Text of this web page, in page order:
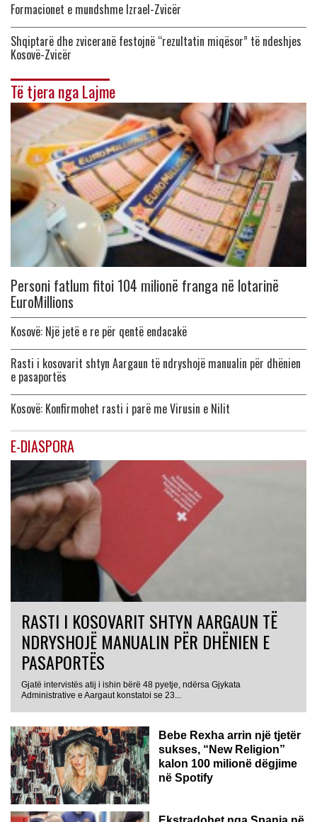
Formacionet e mundshme Izrael-Zvicër
Shqiptarë dhe zviceranë festojnë “rezultatin miqësor” të ndeshjes
Kosovë-Zvicër
Të tjera nga Lajme
Personi fatlum fitoi 104 milionë franga në lotarinë
EuroMillions
Kosovë: Një jetë e re për qentë endacakë
Rasti i kosovarit shtyn Aargaun të ndryshojë manualin për dhënien
e pasaportës
Kosovë: Konfirmohet rasti i parë me Virusin e Nilit
E-DIASPORA
RASTI I KOSOVARIT SHTYN AARGAUN TË
NDRYSHOJË MANUALIN PËR DHËNIEN E
PASAPORTËS
Gjatë intervistës atij i ishin bërë 48 pyetje, ndërsa Gjykata
Administrative e Aargaut konstatoi se 23...
Bebe Rexha arrin një tjetër
sukses, “New Religion”
kalon 100 milionë dëgjime
në Spotify